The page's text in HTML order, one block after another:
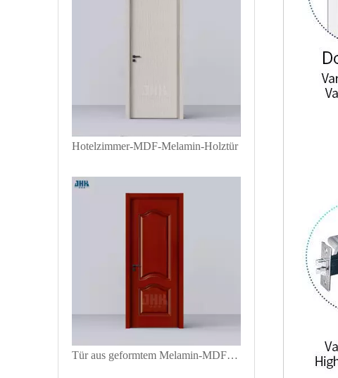
Hotelzimmer-MDF-Melamin-Holztür
Tür aus geformtem Melamin-MDF-Panel-Design